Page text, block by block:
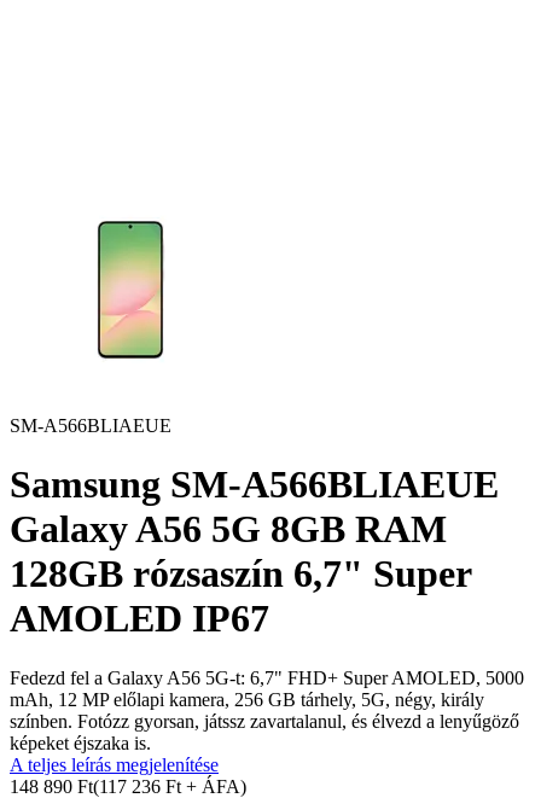
SM-A566BLIAEUE
Samsung SM-A566BLIAEUE
Galaxy A56 5G 8GB RAM
128GB rózsaszín 6,7" Super
AMOLED IP67
Fedezd fel a Galaxy A56 5G-t: 6,7" FHD+ Super AMOLED, 5000
mAh, 12 MP előlapi kamera, 256 GB tárhely, 5G, négy, király
színben. Fotózz gyorsan, játssz zavartalanul, és élvezd a lenyűgöző
képeket éjszaka is.
A teljes leírás megjelenítése
148 890 Ft(117 236 Ft + ÁFA)